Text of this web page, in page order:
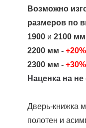
Возможно
размеров по
1900 и 2100
2200 мм - +20%
2300 мм - +30%
Наценка на
Дверь-книжка
полотен и